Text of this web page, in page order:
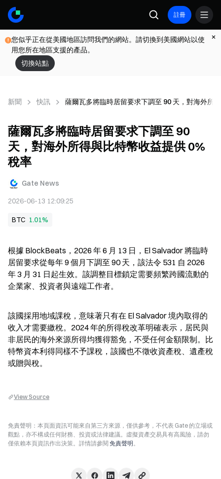
註冊
您似乎正在從美國地區訪問我們的網站。請切換到美國網站以使
用您所在地區支援的產品。
切換站點
新聞 快訊 薩爾瓦多將臨時居留要求下調至 90 天，對海外所
薩爾瓦多將臨時居留要求下調至 90
天，對海外所得與比特幣收益提供 0%
稅率
Gate News
2026-06-13 12:09:25
BTC 1.01%
根據 BlockBeats，2026 年 6 月 13 日，El Salvador 將臨時
居留要求從每年 9 個月下調至 90 天，該法令 531 自 2026
年 3 月 31 日起生效。該調整目標鎖定需要頻繁跨國流動的
企業家、投資者與遠端工作者。
該國採用地域課稅，意味著只有在 El Salvador 境內取得的
收入才需要繳稅。2024 年的所得稅改革明確表示，居民與
非居民的海外來源所得均獲得豁免，不受任何金額限制。比
特幣資本利得同樣不予課稅，該國也不徵收資產稅、遺產稅
或贈與稅。
View Source
免責聲明：本頁面資訊可能來自第三方來源，僅供參考，不代表 Gate 的立場或
觀點，亦不構成任何財務、投資或法律建議。虛擬資產交易具有高風險，請勿
僅依賴本頁資訊作出決策。詳情請參閱 免責聲明。